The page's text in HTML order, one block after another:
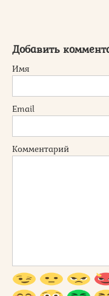
Добавить
Имя
Email
Комментарий